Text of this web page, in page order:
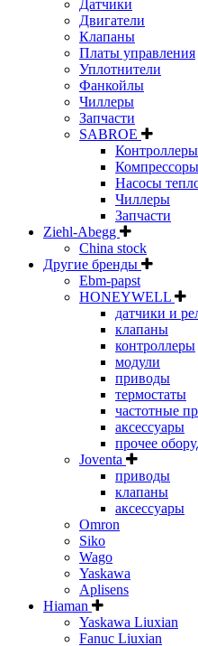
Датчики
Двигатели
Клапаны
Платы управления
Уплотнители
Фанкойлы
Чиллеры
Запчасти
SABROE
Контроллеры
Компрессоры
Насосы
Чиллеры
Запчасти
Ziehl-Abegg
China stock
Другие бренды
Ebm-papst
HONEYWELL
датчики и
клапаны
контроллеры
модули
приводы
термостаты
частотные
аксессуары
прочее
Joventa
приводы
клапаны
аксессуары
Omron
Siko
Wago
Yaskawa
Aplisens
Hiaman
Yaskawa Liuxian
Fanuc Liuxian